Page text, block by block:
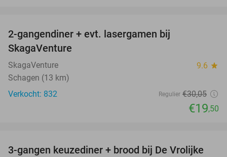
2-gangendiner + evt. lasergamen bij
SkagaVenture
SkagaVenture 9.6 star
Schagen (13 km)
Verkocht: 832
Regulier €30,05
€19,50
41%
3-gangen keuzediner + brood bij De Vrolijke